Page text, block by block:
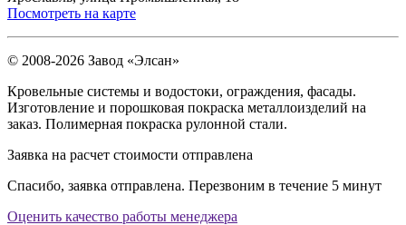
Посмотреть на карте
© 2008-2026 Завод «Элсан»
Кровельные системы и водостоки, ограждения, фасады.
Изготовление и порошковая покраска металлоизделий на
заказ. Полимерная покраска рулонной стали.
Заявка на расчет стоимости отправлена
Спасибо, заявка отправлена. Перезвоним в течение 5 минут
Оценить качество работы менеджера